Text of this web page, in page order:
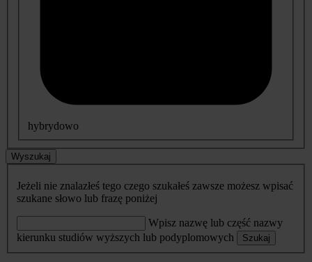
hybrydowo
Wyszukaj
Jeżeli nie znalazłeś tego czego szukałeś zawsze możesz wpisać
szukane słowo lub frazę poniżej
Wpisz nazwę lub część nazwy
kierunku studiów wyższych lub podyplomowych
Szukaj